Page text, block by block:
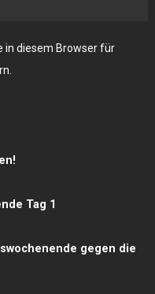
in diesem Browser für
Tag 1
gegen die